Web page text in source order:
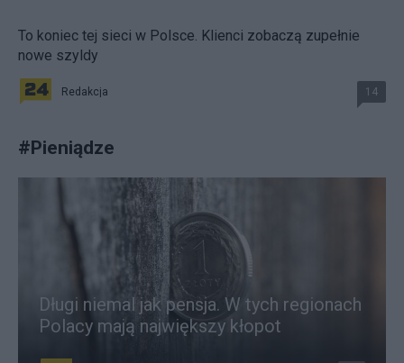
To koniec tej sieci w Polsce. Klienci zobaczą zupełnie
nowe szyldy
Redakcja 14
#Pieniądze
Długi niemal jak pensja. W tych regionach
Polacy mają największy kłopot